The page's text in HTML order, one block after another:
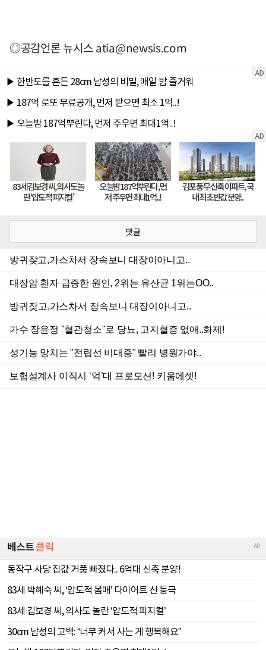
◎공감언론 뉴시스atia@newsis.com
댓글